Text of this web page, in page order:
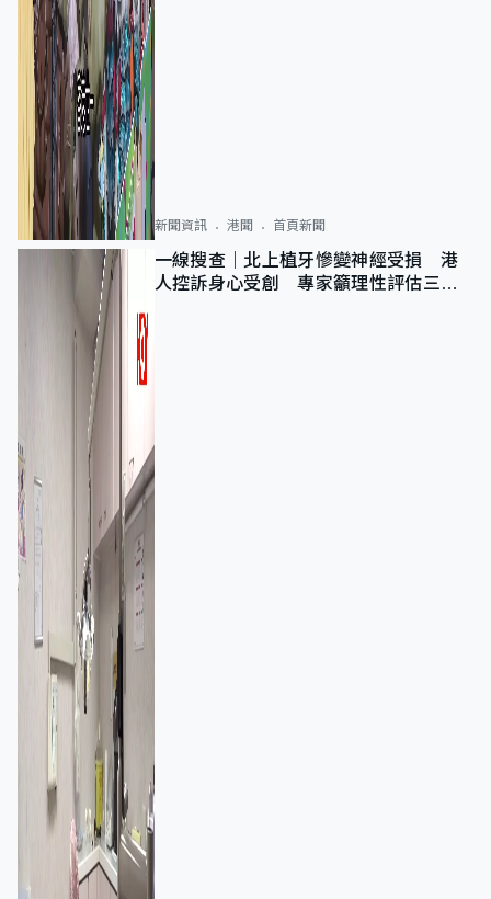
新聞資訊 港聞 首頁新聞
一線搜查｜北上植牙慘變神經受損 港
人控訴身心受創 專家籲理性評估三大